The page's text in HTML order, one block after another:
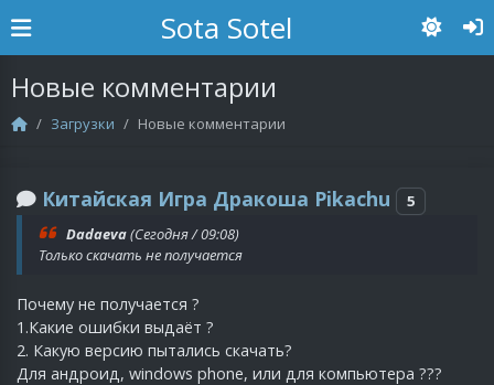
Sota Sotel
Новые комментарии
Загрузки Новые комментарии
Китайская Игра Дракоша Pikachu
5
Dadaeva(Сегодня / 09:08)
Только скачать не получается
Почему не получается ?
1.Какие ошибки выдаёт ?
2. Какую версию пытались скачать?
Для андроид, windows phone, или для компьютера ???